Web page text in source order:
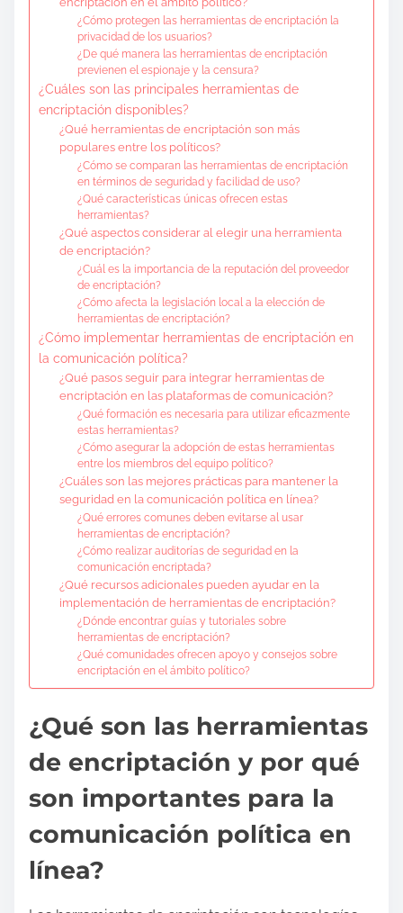
¿Cómo protegen las herramientas de encriptación la
privacidad de los usuarios?
¿De qué manera las herramientas de encriptación
previenen el espionaje y la censura?
¿Cuáles son las principales herramientas de
encriptación disponibles?
¿Qué herramientas de encriptación son más
populares entre los políticos?
¿Cómo se comparan las herramientas de encriptación
en términos de seguridad y facilidad de uso?
¿Qué características únicas ofrecen estas
herramientas?
¿Qué aspectos considerar al elegir una herramienta
de encriptación?
¿Cuál es la importancia de la reputación del proveedor
de encriptación?
¿Cómo afecta la legislación local a la elección de
herramientas de encriptación?
¿Cómo implementar herramientas de encriptación en
la comunicación política?
¿Qué pasos seguir para integrar herramientas de
encriptación en las plataformas de comunicación?
¿Qué formación es necesaria para utilizar eficazmente
estas herramientas?
¿Cómo asegurar la adopción de estas herramientas
entre los miembros del equipo político?
¿Cuáles son las mejores prácticas para mantener la
seguridad en la comunicación política en línea?
¿Qué errores comunes deben evitarse al usar
herramientas de encriptación?
¿Cómo realizar auditorías de seguridad en la
comunicación encriptada?
¿Qué recursos adicionales pueden ayudar en la
implementación de herramientas de encriptación?
¿Dónde encontrar guías y tutoriales sobre
herramientas de encriptación?
¿Qué comunidades ofrecen apoyo y consejos sobre
encriptación en el ámbito político?
¿Qué son las herramientas
de encriptación y por qué
son importantes para la
comunicación política en
línea?